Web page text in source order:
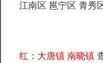
江南区 邕宁区 青秀
红：大唐镇 南晓镇